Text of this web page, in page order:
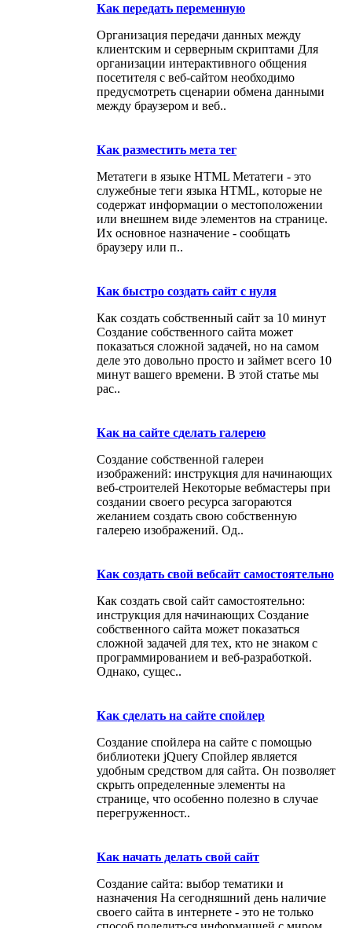
Как передать переменную
Организация передачи данных между
клиентским и серверным скриптами Для
организации интерактивного общения
посетителя с веб-сайтом необходимо
предусмотреть сценарии обмена данными
между браузером и веб..
Как разместить мета тег
Метатеги в языке HTML Метатеги - это
служебные теги языка HTML, которые не
содержат информации о местоположении
или внешнем виде элементов на странице.
Их основное назначение - сообщать
браузеру или п..
Как быстро создать сайт с нуля
Как создать собственный сайт за 10 минут
Создание собственного сайта может
показаться сложной задачей, но на самом
деле это довольно просто и займет всего 10
минут вашего времени. В этой статье мы
рас..
Как на сайте сделать галерею
Создание собственной галереи
изображений: инструкция для начинающих
веб-строителей Некоторые вебмастеры при
создании своего ресурса загораются
желанием создать свою собственную
галерею изображений. Од..
Как создать свой вебсайт самостоятельно
Как создать свой сайт самостоятельно:
инструкция для начинающих Создание
собственного сайта может показаться
сложной задачей для тех, кто не знаком с
программированием и веб-разработкой.
Однако, сущес..
Как сделать на сайте спойлер
Создание спойлера на сайте с помощью
библиотеки jQuery Спойлер является
удобным средством для сайта. Он позволяет
скрыть определенные элементы на
странице, что особенно полезно в случае
перегруженност..
Как начать делать свой сайт
Создание сайта: выбор тематики и
назначения На сегодняшний день наличие
своего сайта в интернете - это не только